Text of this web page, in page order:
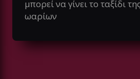
μπορεί να γίνει το ταξίδι
ωαρίων